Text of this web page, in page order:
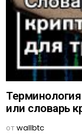
или словарь
отwallbtc